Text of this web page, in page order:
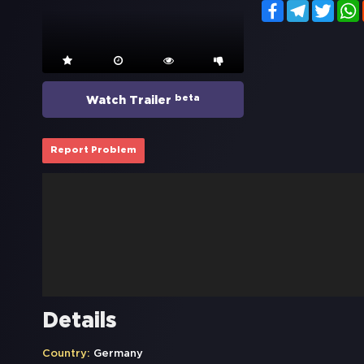
Watch Trailer beta
FacebookTelegram
Report Problem
Details
Country: Germany